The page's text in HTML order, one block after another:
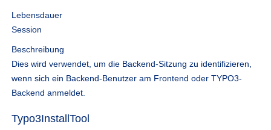
Lebensdauer
Session
Beschreibung
Dies wird verwendet, um die Backend-Sitzung zu identifizieren,
wenn sich ein Backend-Benutzer am Frontend oder TYPO3-
Backend anmeldet.
Typo3InstallTool